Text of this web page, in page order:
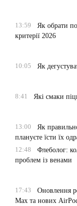
13:59
Як обрати
критерії 2026
10:05
Як
8:41
Які смаки
13:00
Як
плануєте їсти їх
12:48
Флеболог:
проблем із венами
17:43
Оновлення
Max та нових